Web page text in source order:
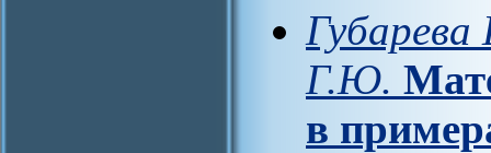
Г.Ю.
в